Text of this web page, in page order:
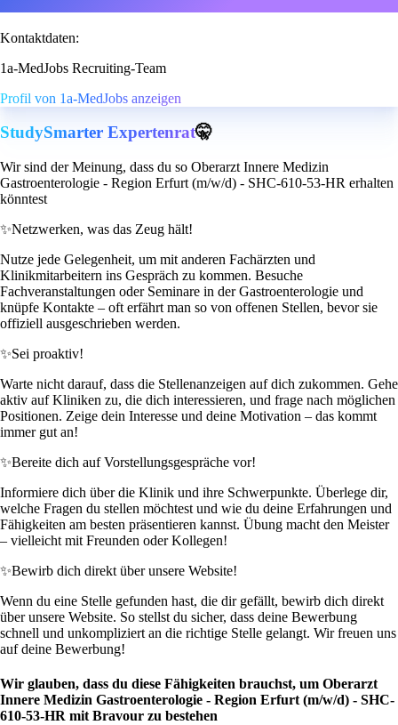
Kontaktdaten:
1a-MedJobs Recruiting-Team
Profil von 1a-MedJobs anzeigen
StudySmarter Expertenrat🤫
Wir sind der Meinung, dass du so Oberarzt Innere Medizin
Gastroenterologie - Region Erfurt (m/w/d) - SHC-610-53-HR erhalten
könntest
✨Netzwerken, was das Zeug hält!
Nutze jede Gelegenheit, um mit anderen Fachärzten und
Klinikmitarbeitern ins Gespräch zu kommen. Besuche
Fachveranstaltungen oder Seminare in der Gastroenterologie und
knüpfe Kontakte – oft erfährt man so von offenen Stellen, bevor sie
offiziell ausgeschrieben werden.
✨Sei proaktiv!
Warte nicht darauf, dass die Stellenanzeigen auf dich zukommen. Gehe
aktiv auf Kliniken zu, die dich interessieren, und frage nach möglichen
Positionen. Zeige dein Interesse und deine Motivation – das kommt
immer gut an!
✨Bereite dich auf Vorstellungsgespräche vor!
Informiere dich über die Klinik und ihre Schwerpunkte. Überlege dir,
welche Fragen du stellen möchtest und wie du deine Erfahrungen und
Fähigkeiten am besten präsentieren kannst. Übung macht den Meister
– vielleicht mit Freunden oder Kollegen!
✨Bewirb dich direkt über unsere Website!
Wenn du eine Stelle gefunden hast, die dir gefällt, bewirb dich direkt
über unsere Website. So stellst du sicher, dass deine Bewerbung
schnell und unkompliziert an die richtige Stelle gelangt. Wir freuen uns
auf deine Bewerbung!
Wir glauben, dass du diese Fähigkeiten brauchst, um Oberarzt
Innere Medizin Gastroenterologie - Region Erfurt (m/w/d) - SHC-
610-53-HR mit Bravour zu bestehen